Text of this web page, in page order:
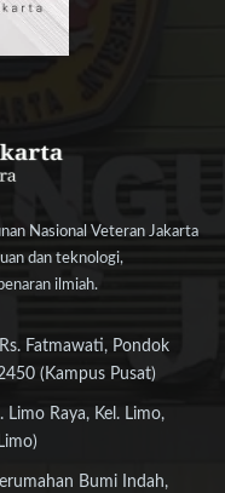
Nasional Veteran Jakarta
dan teknologi,
ilmiah.
Fatmawati, Pondok
(Kampus Pusat)
Limo Raya, Kel. Limo,
Bumi Indah,